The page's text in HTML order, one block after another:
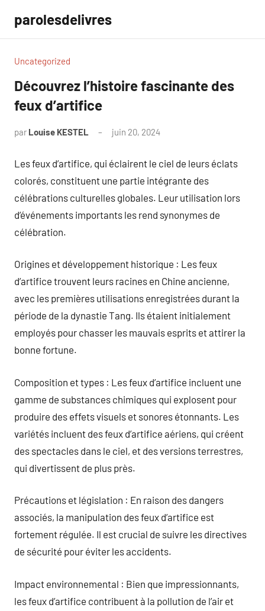
contenu
parolesdelivres
Uncategorized
Découvrez l’histoire fascinante des
feux d’artifice
par Louise KESTEL juin 20, 2024
Les feux d’artifice, qui éclairent le ciel de leurs éclats
colorés, constituent une partie intégrante des
célébrations culturelles globales. Leur utilisation lors
d’événements importants les rend synonymes de
célébration.
Origines et développement historique : Les feux
d’artifice trouvent leurs racines en Chine ancienne,
avec les premières utilisations enregistrées durant la
période de la dynastie Tang. Ils étaient initialement
employés pour chasser les mauvais esprits et attirer la
bonne fortune.
Composition et types : Les feux d’artifice incluent une
gamme de substances chimiques qui explosent pour
produire des effets visuels et sonores étonnants. Les
variétés incluent des feux d’artifice aériens, qui créent
des spectacles dans le ciel, et des versions terrestres,
qui divertissent de plus près.
Précautions et législation : En raison des dangers
associés, la manipulation des feux d’artifice est
fortement régulée. Il est crucial de suivre les directives
de sécurité pour éviter les accidents.
Impact environnemental : Bien que impressionnants,
les feux d’artifice contribuent à la pollution de l’air et